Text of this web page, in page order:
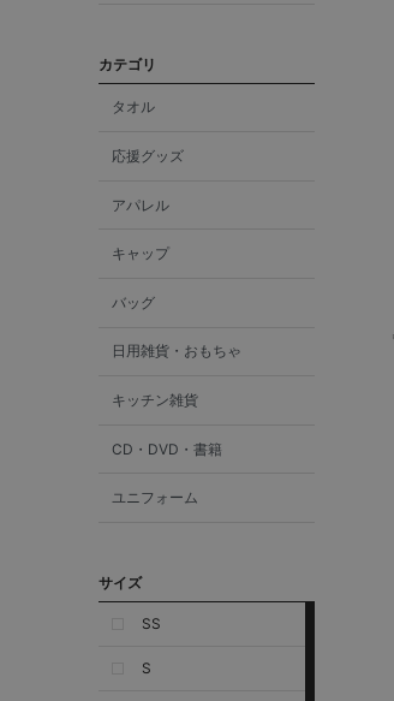
カテゴリ
タオル
応援グッズ
アパレル
キャップ
バッグ
日用雑貨・おもちゃ
キッチン雑貨
CD・DVD・書籍
ユニフォーム
サイズ
SS
S